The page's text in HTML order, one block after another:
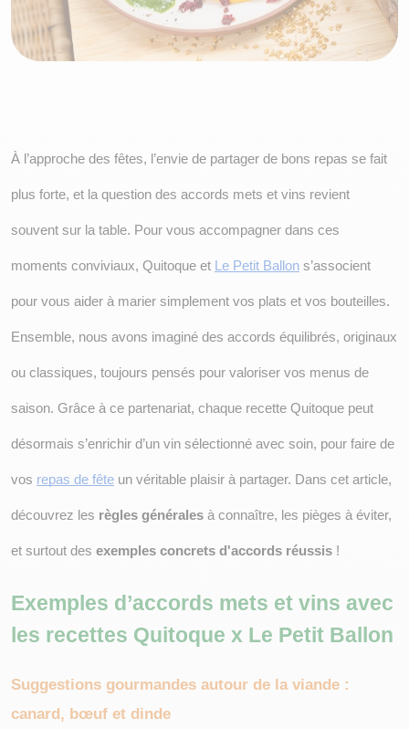
À l’approche des fêtes, l’envie de partager de bons repas se fait
plus forte, et la question des accords mets et vins revient
souvent sur la table. Pour vous accompagner dans ces
moments conviviaux, Quitoque et Le Petit Ballon s’associent
Ensemble, nous avons imaginé des accords équilibrés, originaux
ou classiques, toujours pensés pour valoriser vos menus de
saison. Grâce à ce partenariat, chaque recette Quitoque peut
désormais s’enrichir d’un vin sélectionné avec soin, pour faire de
vos repas de fête un véritable plaisir à partager. Dans cet article,
découvrez les règles générales à connaître, les pièges à éviter,
et surtout des exemples concrets d'accords réussis !
Exemples d’accords mets et vins avec
les recettes Quitoque x Le Petit Ballon
Suggestions gourmandes autour de la viande :
canard, bœuf et dinde